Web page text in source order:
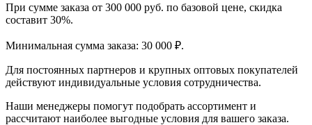
При сумме заказа от 300 000 руб. по базовой цене, скидка
составит 30%.
Минимальная сумма заказа: 30 000 ₽.
Для постоянных партнеров и крупных оптовых покупателей
действуют индивидуальные условия сотрудничества.
Наши менеджеры помогут подобрать ассортимент и
рассчитают наиболее выгодные условия для вашего заказа.